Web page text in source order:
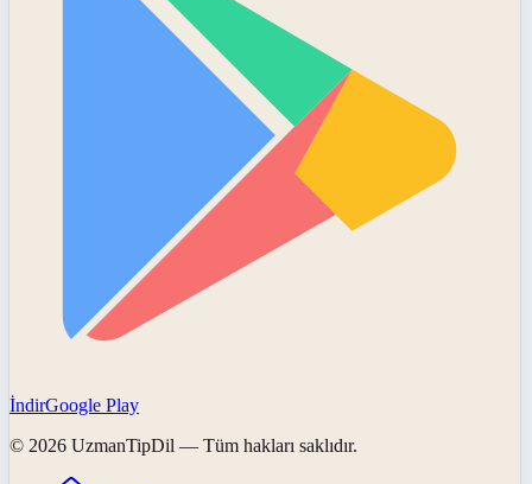
İndirGoogle Play
© 2026 UzmanTipDil — Tüm hakları saklıdır.